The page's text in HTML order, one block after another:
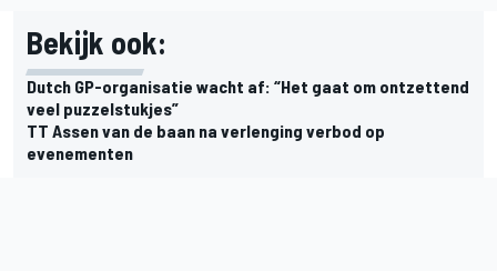
Bekijk ook:
Dutch GP-organisatie wacht af: “Het gaat om ontzettend
veel puzzelstukjes”
TT Assen van de baan na verlenging verbod op
evenementen